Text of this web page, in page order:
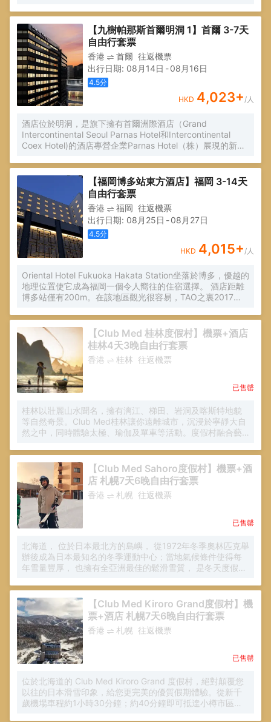
【九樹帕那斯首爾明洞 1】首爾 3-7天
自由行套票
香港 首爾 往返機票
出行日期: 08月14日 -08月16日
4.5分
HKD 4,023+/人
酒店位於明洞，是旗下擁有首爾洲際酒店（Grand
Intercontinental Seoul Parnas Hotel和Intercontinental
Coex Hotel)的酒店專營企業Parnas Hotel（株）展現的新概
值得信賴服務的豪華酒店。最近的地鐵站：明洞（Myeong-
dong）站，8號出口下，步行約1分鐘。
【福岡博多站東方酒店】福岡 3-14天
自由行套票
香港 福岡 往返機票
出行日期: 08月25日 -08月27日
4.5分
HKD 4,015+/人
Oriental Hotel Fukuoka Hakata Station坐落於博多，優越的
地理位置使它成為福岡一個令人嚮往的住宿選擇。 酒店距離
博多站僅有200m。在該地區觀光很容易，TAO之裏2017
都在酒店附近。從酒店出發可方便前往市內的眾多著名景
點，包括天神地下街、ARTIUM和WASOMI和服體驗。
【Club Med 桂林度假村】機票+酒店
桂林4天3晚自由行套票
香港 桂林 往返機票
已售罄
桂林以壯麗山水聞名，擁有漓江、梯田、岩洞及喀斯特地貌
等自然奇景。Club Med桂林讓你遠離城市，沉浸於寧靜大自
然之中，同時體驗太極、瑜伽及單車等活動。度假村融合藝
課程與文化探索體驗。無論親子同遊或好友出行，都可參與
飛人、攀岩等多元戶內外活動，一年四季都充滿樂趣，感受
自然與藝術交織的獨特魅力。
【Club Med Sahoro度假村】機票+酒
店 札幌7天6晚自由行套票
香港 札幌 往返機票
已售罄
北海道， 位於日本最北方的島嶼， 從1972年冬季奧林匹克舉
辦後成為日本最知名的冬季運動中心；當地氣候條件使得每
年雪量豐厚， 也擁有全亞洲最佳的鬆滑雪質， 是冬天度假的
是許多滑雪愛好者的滑雪勝地首選。 除了滑雪之外， 還有豐
富多樣的非滑雪活動可供選擇， 包含溫水泳池、日式風呂、
健身房、撞球、壁球、主題派對與娛樂秀等， 適合全家人一
起造訪共度美好的假期時光。
【Club Med Kiroro Grand度假村】機
票+酒店 札幌7天6晚自由行套票
香港 札幌 往返機票
已售罄
位於北海道的 Club Med Kiroro Grand 度假村，絕對顛覆您
以往的日本滑雪印象，給您更完美的優質假期體驗。從新千
歲機場車程約1小時30分鐘；約40分鐘即可抵達小樽市區。